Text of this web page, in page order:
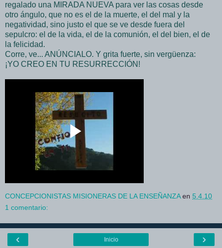
regalado una MIRADA NUEVA para ver las cosas desde
otro ángulo, que no es el de la muerte, el del mal y la
negatividad, sino justo el que se ve desde fuera del
sepulcro: el de la vida, el de la comunión, el del bien, el de
la felicidad.
Corre, ve... ANÚNCIALO. Y grita fuerte, sin vergüenza:
¡YO CREO EN TU RESURRECCIÓN!
CONCEPCIONISTAS MISIONERAS DE LA ENSEÑANZA en 5.4.10
1 comentario:
‹ ›
Inicio